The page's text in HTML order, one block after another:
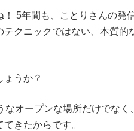
5年間も、ことりさんの発
クニックではない、本質
ょうか？
オープンな場所だけでなく
きたからです。